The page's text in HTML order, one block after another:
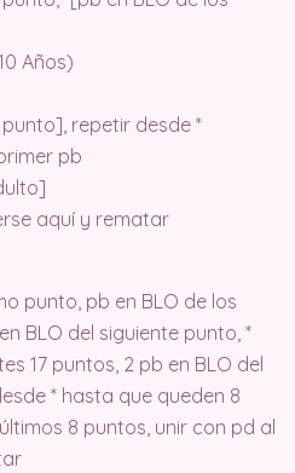
Años)
repetir desde *
pb
aquí y rematar
punto, pb en BLO de los
BLO del siguiente punto, *
17 puntos, 2 pb en BLO del
* hasta que queden 8
8 puntos, unir con pd al